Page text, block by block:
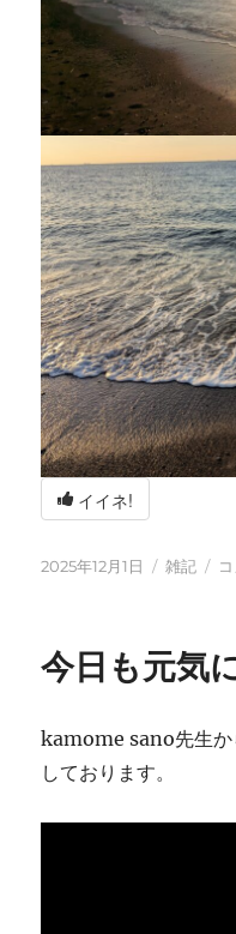
イイネ!
投
2025年12月1日
カ
ー
雑記
冬
の
今日も元気
kamome sano先生か
しております。